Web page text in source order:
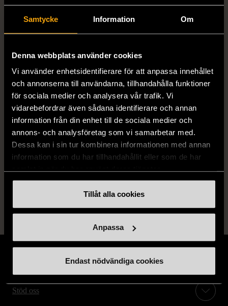
Samtycke Information Om
Denna webbplats använder cookies
Vi använder enhetsidentifierare för att anpassa innehållet
och annonserna till användarna, tillhandahålla funktioner
för sociala medier och analysera vår trafik. Vi
vidarebefordrar även sådana identifierare och annan
information från din enhet till de sociala medier och
annons- och analysföretag som vi samarbetar med.
Dessa kan i sin tur kombinera informationen med annan
information som du har tillhandahållit eller som de har
Tillåt alla cookies
Anpassa
Endast nödvändiga cookies
Läs mer om hur vi bedömer
Material
Produkten är unik och finns enbart som 1 st i lager.
Fri frakt på alla köp över 990 kr.
Stöd oss